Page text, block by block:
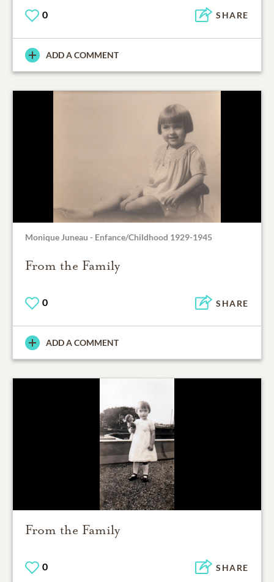
0 SHARE
ADD A COMMENT
Monique Juneau - Enfance/Childhood 1929-1945
From the Family
0 SHARE
ADD A COMMENT
From the Family
0 SHARE